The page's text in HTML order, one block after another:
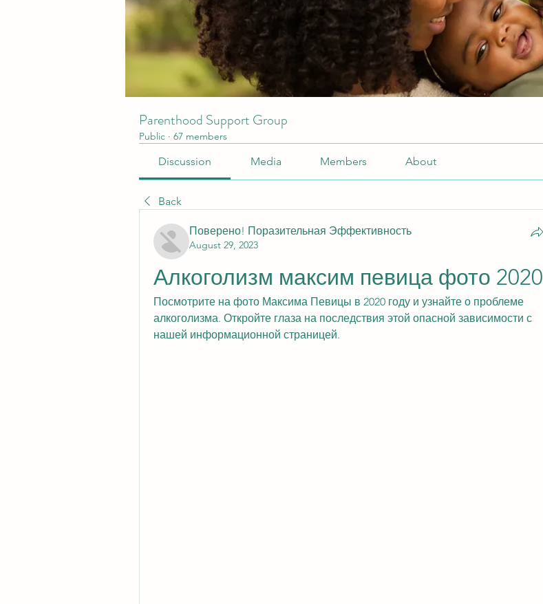
Parenthood Support Group
Public · 67 members
Discussion Media Members About
Back
Поверено! Поразительная Эффективность
August 29, 2023
Алкоголизм максим певица фото 2020
Посмотрите на фото Максима Певицы в 2020 году и узнайте о проблеме
алкоголизма. Откройте глаза на последствия этой опасной зависимости с
нашей информационной страницей.